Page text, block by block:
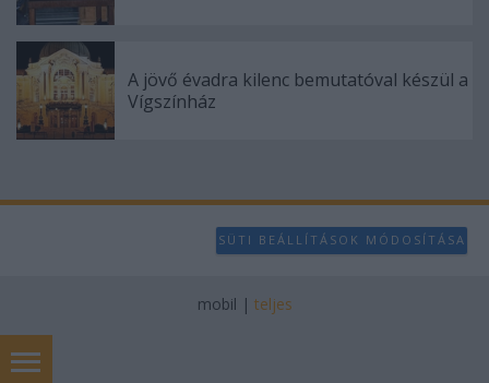
A jövő évadra kilenc bemutatóval készül a
Vígszínház
SÜTI BEÁLLÍTÁSOK MÓDOSÍTÁSA
mobil | teljes